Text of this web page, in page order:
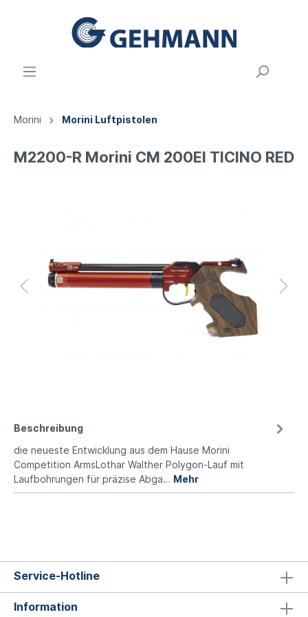
Morini Morini Luftpistolen
M2200-R Morini CM 200EI TICINO RED
Beschreibung
die neueste Entwicklung aus dem Hause Morini
Competition ArmsLothar Walther Polygon-Lauf mit
Laufbohrungen für präzise Abga… Mehr
Service-Hotline
Information